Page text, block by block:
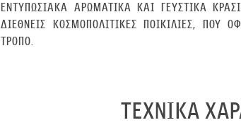
ΕΝΤΥΠΩΣΙΑΚΆ ΑΡΩΜΑΤΙΚΆ ΚΑΙ ΓΕΥΣΤΙΚΆ
ΔΙΕΘΝΕΊΣ ΚΟΣΜΟΠΟΛΊΤΙΚΕΣ ΠΟΙΚΙΛΊΕΣ,
ΤΡΌΠΟ.
ΤΕΧΝΙΚΑ